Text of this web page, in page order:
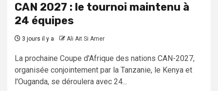
CAN 2027 : le tournoi maintenu à
24 équipes
3 jours il y a Ali Ait Si Amer
La prochaine Coupe d'Afrique des nations CAN-2027,
organisée conjointement par la Tanzanie, le Kenya et
l'Ouganda, se déroulera avec 24...